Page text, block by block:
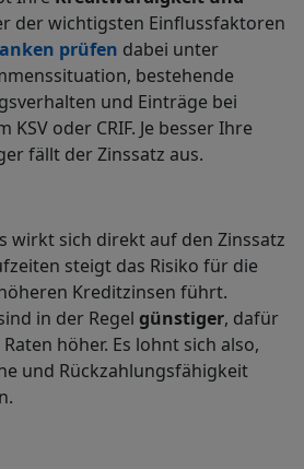
der wichtigsten Einflussfaktoren
prüfen dabei unter
bestehende
und Einträge bei
oder CRIF. Je besser Ihre
fällt der Zinssatz aus.
wirkt sich direkt auf den Zinssatz
steigt das Risiko für die
Kreditzinsen führt.
in der Regel günstiger, dafür
höher. Es lohnt sich also,
und Rückzahlungsfähigkeit